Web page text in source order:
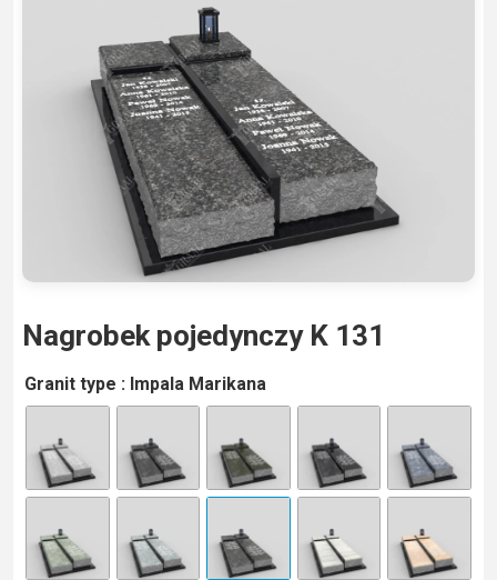
Nagrobek pojedynczy K 131
Granit type : Impala Marikana
A
lt
n